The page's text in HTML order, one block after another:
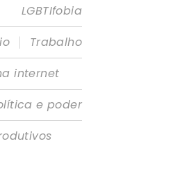
LGBTIfobia
|
Trabalho
internet
e poder